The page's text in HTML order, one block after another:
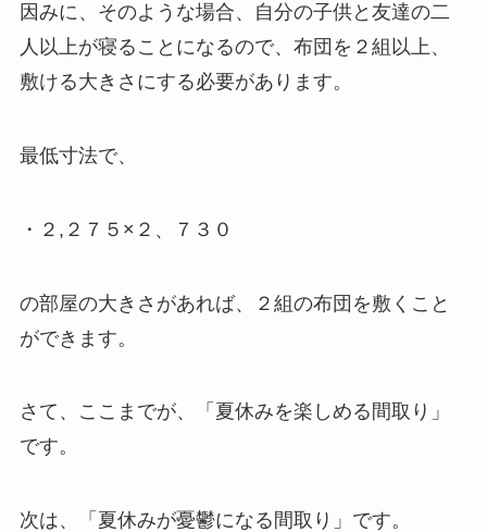
因みに、そのような場合、自分の子供と友達の二
人以上が寝ることになるので、布団を２組以上、
敷ける大きさにする必要があります。
最低寸法で、
・２,２７５×２、７３０
の部屋の大きさがあれば、２組の布団を敷くこと
ができます。
さて、ここまでが、「夏休みを楽しめる間取り」
です。
次は、「夏休みが憂鬱になる間取り」です。